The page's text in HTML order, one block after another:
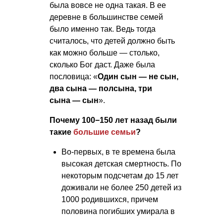
была вовсе не одна такая. В ее
деревне в большинстве семей
было именно так. Ведь тогда
считалось, что детей должно быть
как можно больше — столько,
сколько Бог даст. Даже была
пословица: «Один сын — не сын,
два сына — полсына, три
сына — сын».
Почему 100−150 лет назад были
такие большие семьи?
Во-первых, в те времена была
высокая детская смертность. По
некоторым подсчетам до 15 лет
доживали не более 250 детей из
1000 родившихся, причем
половина погибших умирала в